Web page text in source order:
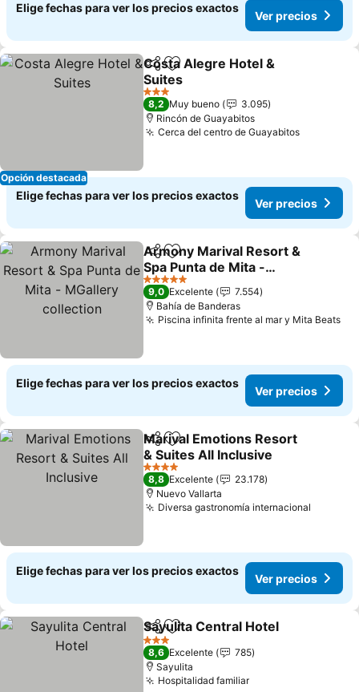
Elige fechas para ver los precios exactos
Ver precios
Opción destacada
CompartirAgregar a favoritos
Costa Alegre Hotel &
Suites
Ver precios
3 Estrellas
8,2 Muy bueno
3.095
Rincón de Guayabitos
Cerca del centro de GuayabitosVer
Elige fechas para ver los precios exactos
Ver precios
CompartirAgregar a favoritos
Armony Marival Resort &
Spa Punta de Mita -
MGallery collection
Ver precios
5 Estrellas
9,0 Excelente
7.554
Bahía de Banderas
Piscina infinita frente al mar y Mita Beats
Elige fechas para ver los precios exactos
Ver precios
CompartirAgregar a favoritos
Marival Emotions Resort
& Suites All Inclusive
Ver precios
4 Estrellas
8,8 Excelente
23.178
Nuevo Vallarta
Diversa gastronomía internacional
Elige fechas para ver los precios exactos
Ver precios
CompartirAgregar a favoritos
Sayulita Central Hotel
3 Estrellas
8,6 Excelente
785
Sayulita
Hospitalidad familiarVer precios